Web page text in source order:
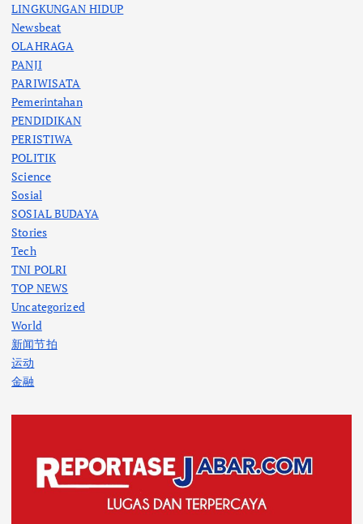
LINGKUNGAN HIDUP
Newsbeat
OLAHRAGA
PANJI
PARIWISATA
Pemerintahan
PENDIDIKAN
PERISTIWA
POLITIK
Science
Sosial
SOSIAL BUDAYA
Stories
Tech
TNI POLRI
TOP NEWS
Uncategorized
World
新闻节拍
运动
金融